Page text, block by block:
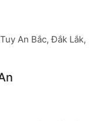
An Bắc, Đắk Lắk,